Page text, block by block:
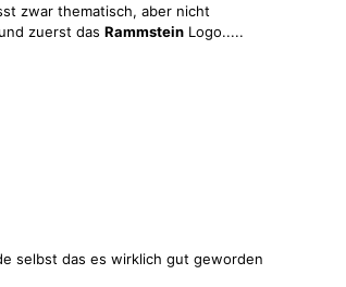
zwar thematisch, aber nicht
zuerst das Rammstein Logo.....
selbst das es wirklich gut geworden